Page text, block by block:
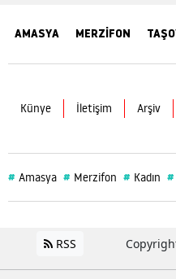
AMASYA MERZİFON
Künye İletişim Arşiv
# Amasya # Merzifon # Kadın #
RSS